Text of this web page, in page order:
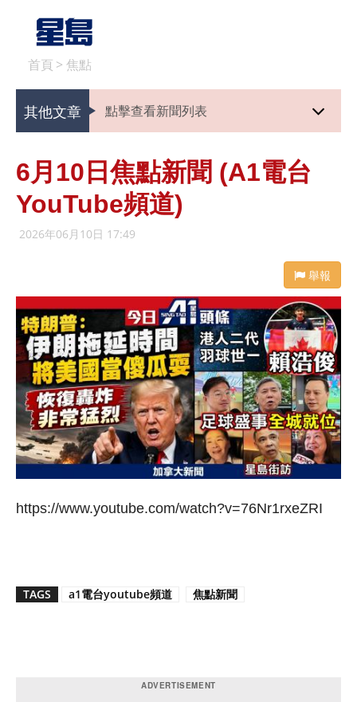
首頁 > 焦點
其他文章 點擊查看新聞列表
6月10日焦點新聞 (A1電台
YouTube頻道)
2026年06月10日 17:49
舉報
https://www.youtube.com/watch?v=76Nr1rxeZRI
TAGS a1電台youtube頻道 焦點新聞